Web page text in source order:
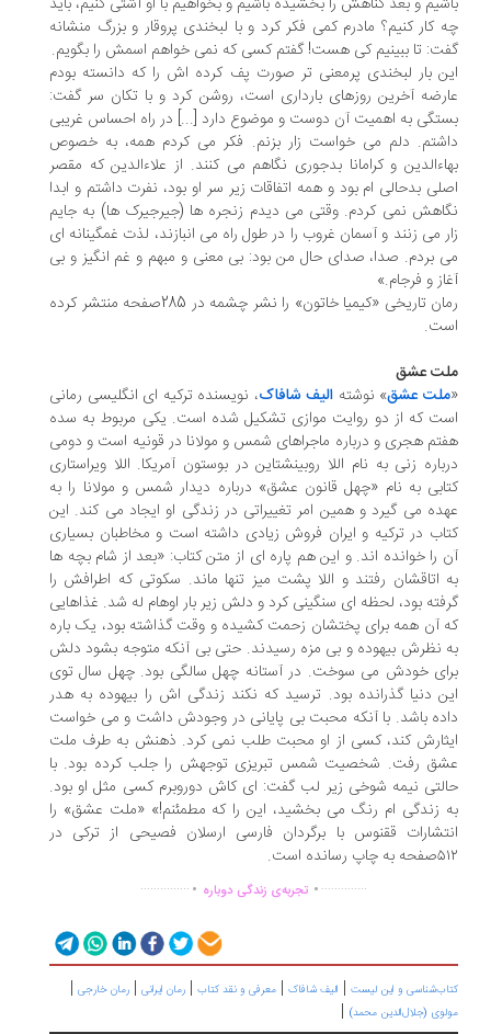
کار کنیم؟ مادرم کمی فکر کرد و با لبخندی پروقار و بزرگ منشانه
تا ببینیم کی هست! گفتم کسی که نمی خواهم اسمش را بگویم.
بار لبخندی پرمعنی تر صورت پف کرده اش را که دانسته بودم
آخرین روزهای بارداری است، روشن کرد و با تکان سر گفت:
به اهمیت آن دوست و موضوع دارد [...] در راه احساس غریبی
دلم می خواست زار بزنم. فکر می کردم همه، به خصوص
و کرامانا بدجوری نگاهم می کنند. از علاءالدین که مقصر
بدحالی ام بود و همه اتفاقات زیر سر او بود، نفرت داشتم و ابدا
نمی کردم. وقتی می دیدم زنجره ها (جیرجیرک ها) به جایم
می زنند و آسمان غروب را در طول راه می انبازند، لذت غمگینانه ای
بردم. صدا، صدای حال من بود: بی معنی و مبهم و غم انگیز و بی
و فرجام.»
رمان تاریخی «کیمیا خاتون» را نشر چشمه در 285صفحه منتشر کرده
عشق
عشق» نوشته الیف شافاک، نویسنده ترکیه ای انگلیسی رمانی
که از دو روایت موازی تشکیل شده است. یکی مربوط به سده
هجری و درباره ماجراهای شمس و مولانا در قونیه است و دومی
زنی به نام اللا روبینشتاین در بوستون آمریکا. اللا ویراستاری
به نام «چهل قانون عشق» درباره دیدار شمس و مولانا را به
می گیرد و همین امر تغییراتی در زندگی او ایجاد می کند. این
در ترکیه و ایران فروش زیادی داشته است و مخاطبان بسیاری
را خوانده اند. و این هم پاره ای از متن کتاب: «بعد از شام بچه ها
اتاقشان رفتند و اللا پشت میز تنها ماند. سکوتی که اطرافش را
بود، لحظه ای سنگینی کرد و دلش زیر بار اوهام له شد. غذاهایی
آن همه برای پختشان زحمت کشیده و وقت گذاشته بود، یک باره
نظرش بیهوده و بی مزه رسیدند. حتی بی آنکه متوجه بشود دلش
خودش می سوخت. در آستانه چهل سالگی بود. چهل سال توی
دنیا گذرانده بود. ترسید که نکند زندگی اش را بیهوده به هدر
باشد. با آنکه محبت بی پایانی در وجودش داشت و می خواست
کند، کسی از او محبت طلب نمی کرد. ذهنش به طرف ملت
رفت. شخصیت شمس تبریزی توجهش را جلب کرده بود. با
نیمه شوخی زیر لب گفت: ای کاش دوروبرم کسی مثل او بود.
زندگی ام رنگ می بخشید، این را که مطمئنم!» «ملت عشق» را
ققنوس با برگردان فارسی ارسلان فصیحی از ترکی در
............... .تجربه‌ی زندگی دوباره ...............
و این لیست | الیف شافاک|معرفی و نقد کتاب|رمان ایرانی|رمان خارجی|
(جلال‌الدین محمد)|